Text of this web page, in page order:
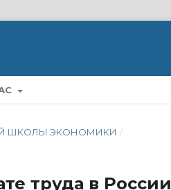
ШКОЛЫ ЭКОНОМИКИ /
труда в России